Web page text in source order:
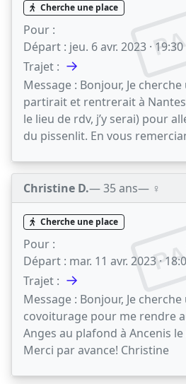
Cherche une place
Pour :
Départ : jeu. 6 avr. 2023 · 19:30
Trajet : →
Message : Bonjour, Je
partirait et rentrerait à
le lieu de rdv, j’y serai) pour
du pissenlit. En vous
Christine D.— 35 ans— ♀️
Cherche une place
Pour :
Départ : mar. 11 avr. 2023 ·
Trajet : →
Message : Bonjour, Je
covoiturage pour me rendre
Anges au plafond à Ancenis
Merci par avance! Christine